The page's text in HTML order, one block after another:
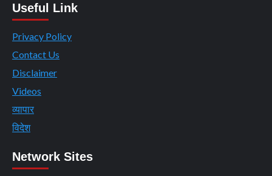
Useful Link
Privacy Policy
Contact Us
Disclaimer
Videos
व्यापार
विदेश
Network Sites